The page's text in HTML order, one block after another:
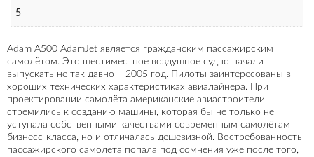
5
Adam A500 AdamJet является гражданским пассажирским
самолётом. Это шестиместное воздушное судно начали
выпускать не так давно – 2005 год. Пилоты заинтересованы в
хороших технических характеристиках авиалайнера. При
проектировании самолёта американские авиастроители
стремились к созданию машины, которая бы не только не
уступала собственными качествами современным самолётам
бизнесс-класса, но и отличалась дешевизной. Востребованность
пассажирского самолёта попала под сомнения уже после того,